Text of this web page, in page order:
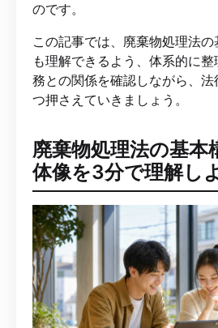
のです。
この記事では、廃棄物処理法
も理解できるよう、体系的に
務との関係を確認しながら、
つ押さえていきましょう。
廃棄物処理法の基本
体像を3分で理解し